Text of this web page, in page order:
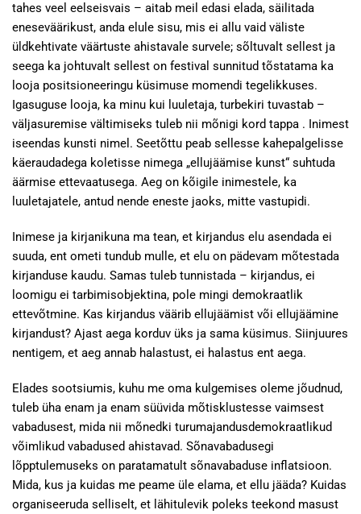
tahes veel eelseisvais – aitab meil edasi elada, säilitada
eneseväärikust, anda elule sisu, mis ei allu vaid väliste
üldkehtivate väärtuste ahistavale survele; sõltuvalt sellest ja
seega ka johtuvalt sellest on festival sunnitud tõstatama ka
looja positsioneeringu küsimuse momendi tegelikkuses.
Igasuguse looja, ka minu kui luuletaja, turbekiri tuvastab –
väljasuremise vältimiseks tuleb nii mõnigi kord tappa . Inimest
iseendas kunsti nimel. Seetõttu peab sellesse kahepalgelisse
käeraudadega koletisse nimega „ellujäämise kunst“ suhtuda
äärmise ettevaatusega. Aeg on kõigile inimestele, ka
luuletajatele, antud nende eneste jaoks, mitte vastupidi.
Inimese ja kirjanikuna ma tean, et kirjandus elu asendada ei
suuda, ent ometi tundub mulle, et elu on pädevam mõtestada
kirjanduse kaudu. Samas tuleb tunnistada – kirjandus, ei
loomigu ei tarbimisobjektina, pole mingi demokraatlik
ettevõtmine. Kas kirjandus väärib ellujäämist või ellujäämine
kirjandust? Ajast aega korduv üks ja sama küsimus. Siinjuures
nentigem, et aeg annab halastust, ei halastus ent aega.
Elades sootsiumis, kuhu me oma kulgemises oleme jõudnud,
tuleb üha enam ja enam süüvida mõtisklustesse vaimsest
vabadusest, mida nii mõnedki turumajandusdemokraatlikud
võimlikud vabadused ahistavad. Sõnavabadusegi
lõpptulemuseks on paratamatult sõnavabaduse inflatsioon.
Mida, kus ja kuidas me peame üle elama, et ellu jääda? Kuidas
organiseeruda selliselt, et lähitulevik poleks teekond masust